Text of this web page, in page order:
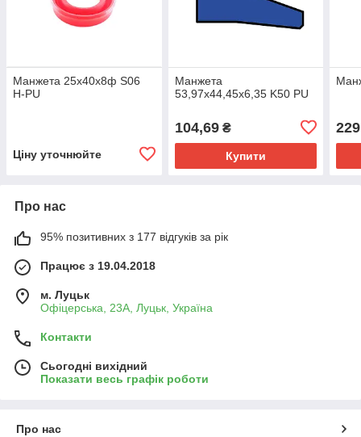
Манжета 25х40х8ф S06
H-PU
Ціну уточнюйте
Манжета
53,97х44,45х6,35 K50 PU
104,69₴
Купити
Про нас
95% позитивних з 177 відгуків за рік
Працює з 19.04.2018
м. Луцьк
Офіцерська, 23А, Луцьк, Україна
Контакти
Сьогодні вихідний
Показати весь графік роботи
Про нас